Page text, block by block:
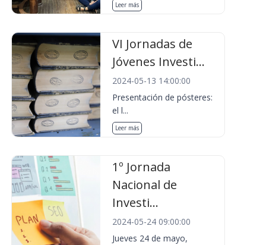
Leer más
VI Jornadas de
Jóvenes Investi...
2024-05-13 14:00:00
Presentación de pósteres:
el l...
Leer más
1º Jornada
Nacional de
Investi...
2024-05-24 09:00:00
Jueves 24 de mayo,